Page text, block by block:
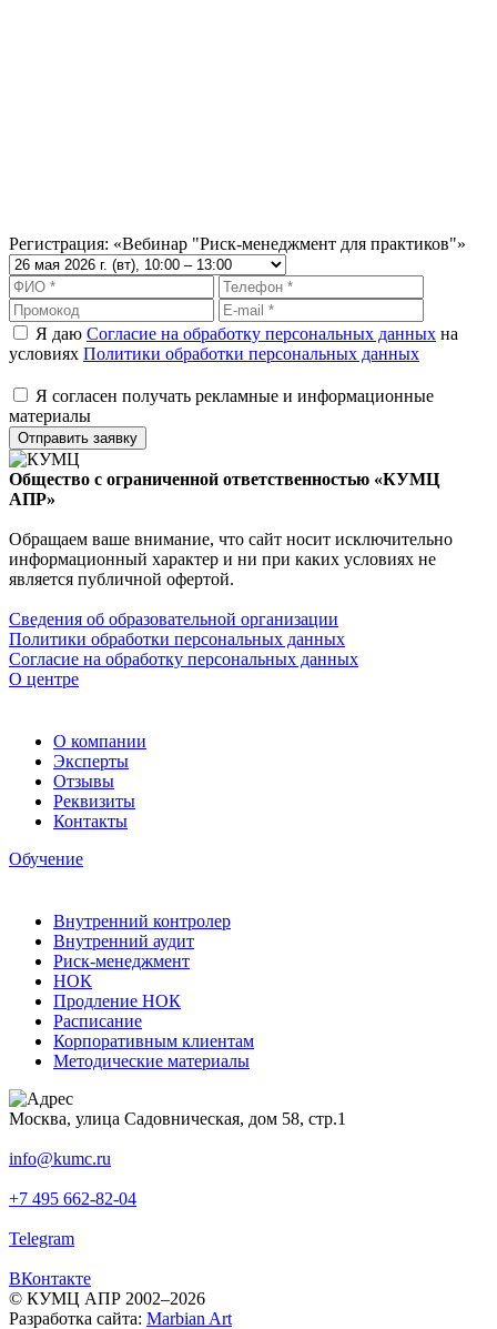
Регистрация: «Вебинар "Риск-менеджмент для практиков"»
Я даю Согласие на обработку персональных данных на
условиях Политики обработки персональных данных
Я согласен получать рекламные и информационные
материалы
Отправить заявку
Общество с ограниченной ответственностью «КУМЦ
АПР»
Обращаем ваше внимание, что сайт носит исключительно
информационный характер и ни при каких условиях не
является публичной офертой.
Сведения об образовательной организации
Политики обработки персональных данных
Согласие на обработку персональных данных
О центре
О компании
Эксперты
Отзывы
Реквизиты
Контакты
Обучение
Внутренний контролер
Внутренний аудит
Риск-менеджмент
НОК
Продление НОК
Расписание
Корпоративным клиентам
Методические материалы
Москва, улица Садовническая, дом 58, стр.1
info@kumc.ru
+7 495 662-82-04
Telegram
ВКонтакте
© КУМЦ АПР 2002–2026
Разработка сайта: Marbian Art